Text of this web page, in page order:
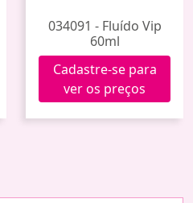
034091 - Fluído Vip
60ml
Cadastre-se para
ver os preços